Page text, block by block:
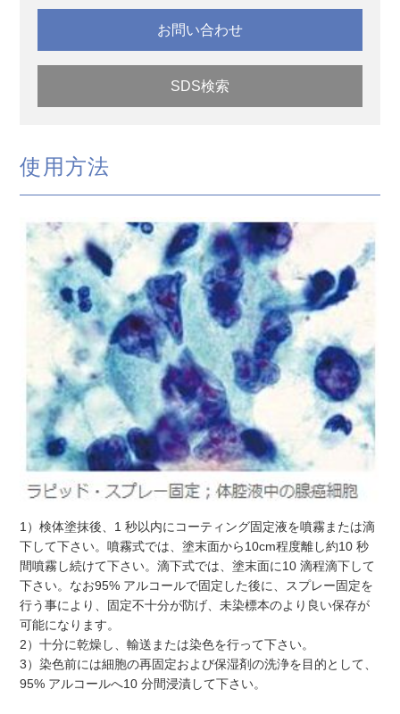
お問い合わせ
SDS検索
使用方法
1）検体塗抹後、1 秒以内にコーティング固定液を噴霧または滴
下して下さい。噴霧式では、塗末面から10cm程度離し約10 秒
間噴霧し続けて下さい。滴下式では、塗末面に10 滴程滴下して
下さい。なお95% アルコールで固定した後に、スプレー固定を
行う事により、固定不十分が防げ、未染標本のより良い保存が
可能になります。
2）十分に乾燥し、輸送または染色を行って下さい。
3）染色前には細胞の再固定および保湿剤の洗浄を目的として、
95% アルコールへ10 分間浸漬して下さい。